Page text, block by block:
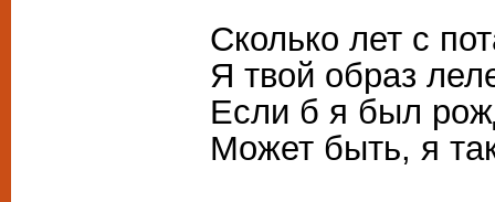
Сколько лет с
Я твой образ
Если б я был
Может быть, я